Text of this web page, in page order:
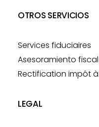
OTROS SERVICIOS
Services fiduciaires
Asesoramiento fiscal
Rectification impôt à
LEGAL